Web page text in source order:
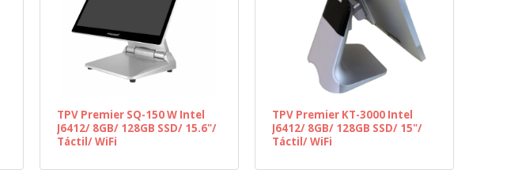
TPV Premier SQ-150 W Intel
J6412/ 8GB/ 128GB SSD/ 15.6"/
Táctil/ WiFi
TPV Premier KT-3000 Intel
J6412/ 8GB/ 128GB SSD/ 15"/
Táctil/ WiFi